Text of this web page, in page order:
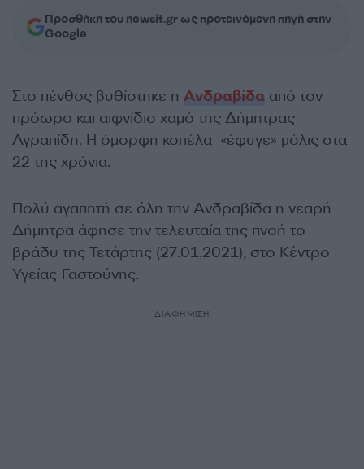
Προσθήκη του newsit.gr ως προτεινόμενη πηγή στην
Google
Στο πένθος βυθίστηκε η Ανδραβίδα από τον
πρόωρο και αιφνίδιο χαμό της Δήμητρας
Αγραπίδη. Η όμορφη κοπέλα «έφυγε» μόλις στα
22 της χρόνια.
Πολύ αγαπητή σε όλη την Ανδραβίδα η νεαρή
Δήμητρα άφησε την τελευταία της πνοή το
βράδυ της Τετάρτης (27.01.2021), στο Κέντρο
Υγείας Γαστούνης.
ΔΙΑΦΗΜΙΣΗ